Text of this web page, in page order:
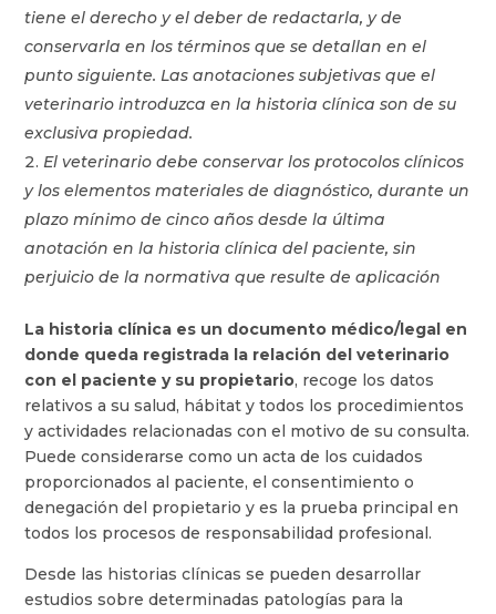
tiene el derecho y el deber de redactarla, y de
conservarla en los términos que se detallan en el
punto siguiente. Las anotaciones subjetivas que el
veterinario introduzca en la historia clínica son de su
exclusiva propiedad.
El veterinario debe conservar los protocolos clínicos
y los elementos materiales de diagnóstico, durante un
plazo mínimo de cinco años desde la última
anotación en la historia clínica del paciente, sin
perjuicio de la normativa que resulte de aplicación
La historia clínica es un documento médico/legal en
donde queda registrada la relación del veterinario
con el paciente y su propietario, recoge los datos
relativos a su salud, hábitat y todos los procedimientos
y actividades relacionadas con el motivo de su consulta.
Puede considerarse como un acta de los cuidados
proporcionados al paciente, el consentimiento o
denegación del propietario y es la prueba principal en
todos los procesos de responsabilidad profesional.
Desde las historias clínicas se pueden desarrollar
estudios sobre determinadas patologías para la